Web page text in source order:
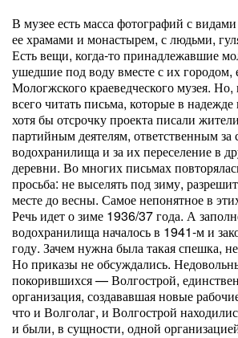
В музее есть масса фотографий с
ее храмами и монастырем, с людьми,
Есть вещи, когда-то принадлежавшие
ушедшие под воду вместе с их городом,
Мологжского краеведческого музея. Но,
всего читать письма, которые в
хотя бы отсрочку проекта писали
партийным деятелям, ответственным за
водохранилища и за их переселение в
деревни. Во многих письмах
просьба: не выселять под зиму,
месте до весны. Самое непонятное в
Речь идет о зиме 1936/37 года. А
водохранилища началось в 1941-м и
году. Зачем нужна была такая спешка,
Но приказы не обсуждались.
покорившихся — Волгострой,
организация, создававшая новые
что и Волголаг, и Волгострой
и были, в сущности, одной